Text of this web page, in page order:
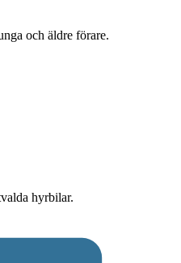
och äldre förare.
hyrbilar.